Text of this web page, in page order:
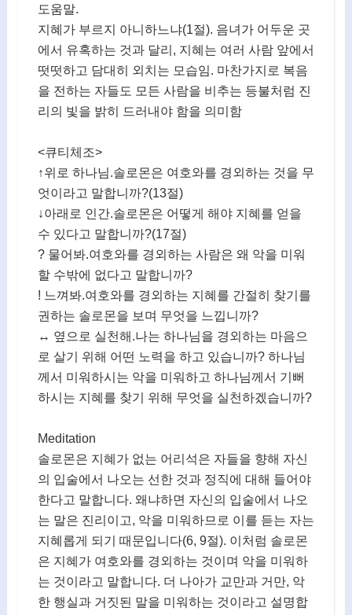
도움말.
지혜가 부르지 아니하느냐(1절). 음녀가 어두운 곳
에서 유혹하는 것과 달리, 지혜는 여러 사람 앞에서
떳떳하고 담대히 외치는 모습임. 마찬가지로 복음
을 전하는 자들도 모든 사람을 비추는 등불처럼 진
리의 빛을 밝히 드러내야 함을 의미함
<큐티체조>
↑위로 하나님.솔로몬은 여호와를 경외하는 것을 무
엇이라고 말합니까?(13절)
↓아래로 인간.솔로몬은 어떻게 해야 지혜를 얻을
수 있다고 말합니까?(17절)
? 물어봐.여호와를 경외하는 사람은 왜 악을 미워
할 수밖에 없다고 말합니까?
! 느껴봐.여호와를 경외하는 지혜를 간절히 찾기를
권하는 솔로몬을 보며 무엇을 느낍니까?
↔ 옆으로 실천해.나는 하나님을 경외하는 마음으
로 살기 위해 어떤 노력을 하고 있습니까? 하나님
께서 미워하시는 악을 미워하고 하나님께서 기뻐
하시는 지혜를 찾기 위해 무엇을 실천하겠습니까?
Meditation
솔로몬은 지혜가 없는 어리석은 자들을 향해 자신
의 입술에서 나오는 선한 것과 정직에 대해 들어야
한다고 말합니다. 왜냐하면 자신의 입술에서 나오
는 말은 진리이고, 악을 미워하므로 이를 듣는 자는
지혜롭게 되기 때문입니다(6, 9절). 이처럼 솔로몬
은 지혜가 여호와를 경외하는 것이며 악을 미워하
는 것이라고 말합니다. 더 나아가 교만과 거만, 악
한 행실과 거짓된 말을 미워하는 것이라고 설명합